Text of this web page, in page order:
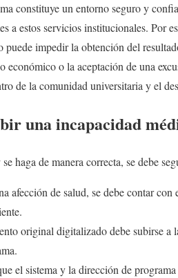
constituye un entorno seguro y
a estos servicios institucionales. Por
puede impedir la obtención del
económico o la aceptación de una
de la comunidad universitaria y el
una incapacidad
haga de manera correcta, se debe
afección de salud, se debe contar
original digitalizado debe subirse a
el sistema y la dirección de